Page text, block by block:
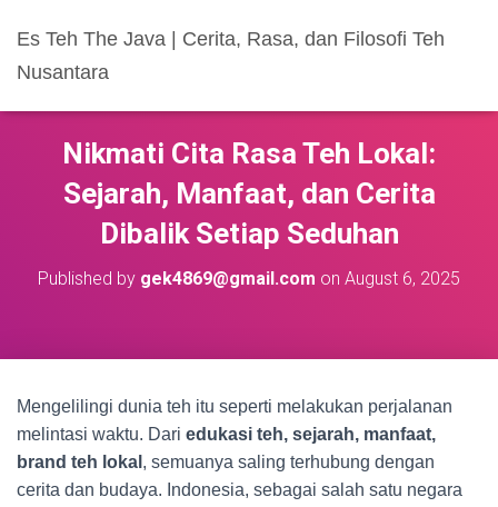
Es Teh The Java | Cerita, Rasa, dan Filosofi Teh
Nusantara
Nikmati Cita Rasa Teh Lokal:
Sejarah, Manfaat, dan Cerita
Dibalik Setiap Seduhan
Published by gek4869@gmail.com on August 6, 2025
Mengelilingi dunia teh itu seperti melakukan perjalanan
melintasi waktu. Dari edukasi teh, sejarah, manfaat,
brand teh lokal , semuanya saling terhubung dengan
cerita dan budaya. Indonesia, sebagai salah satu negara